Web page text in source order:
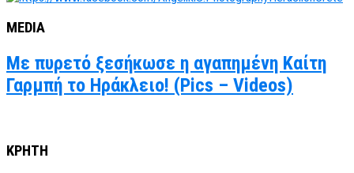
MEDIA
Με πυρετό ξεσήκωσε η αγαπημένη Καίτη
Γαρμπή το Ηράκλειο! (Pics – Videos)
ΚΡΗΤΗ